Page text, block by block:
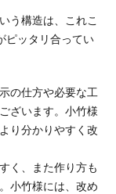
う構造は、これこ
ピッタリ合ってい
の仕方や必要な工
ざいます。小竹様
り分かりやすく改
く、また作り方も
小竹様には、改め